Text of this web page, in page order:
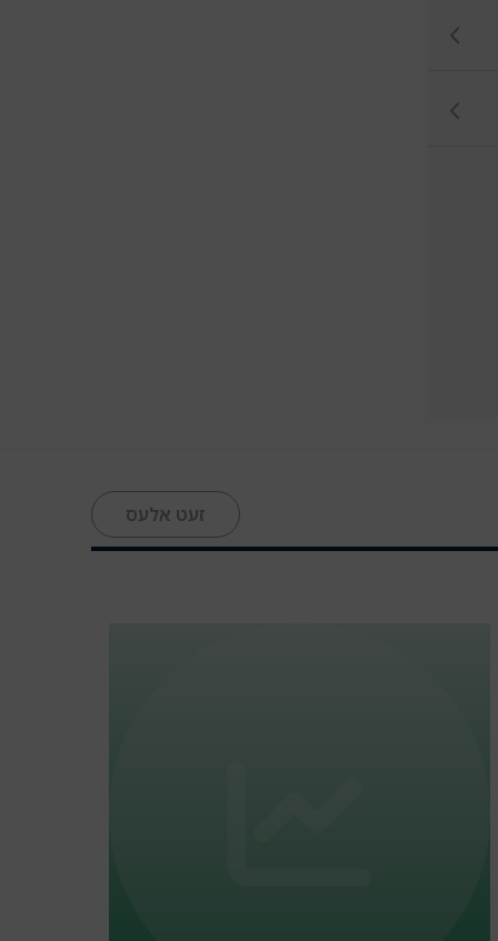
זעט אלעס